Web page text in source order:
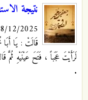
نتيجة
12/2025 - 11:01
قَالَتْ : يَا أَبَا
لَرَأَيْتَ عَجَباً ، فَتَحَ عَيْنَيْهِ
.